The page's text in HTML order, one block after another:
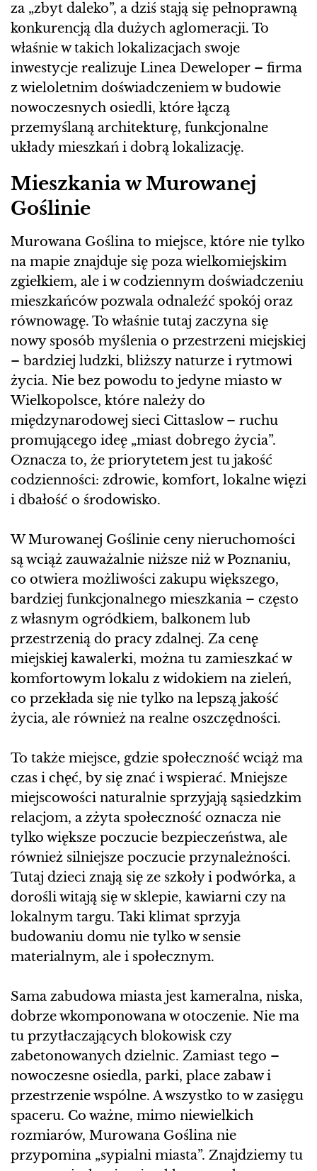
za „zbyt daleko”, a dziś stają się pełnoprawną
konkurencją dla dużych aglomeracji. To
właśnie w takich lokalizacjach swoje
inwestycje realizuje Linea Deweloper – firma
z wieloletnim doświadczeniem w budowie
nowoczesnych osiedli, które łączą
przemyślaną architekturę, funkcjonalne
układy mieszkań i dobrą lokalizację.
Mieszkania w Murowanej
Goślinie
Murowana Goślina to miejsce, które nie tylko
na mapie znajduje się poza wielkomiejskim
zgiełkiem, ale i w codziennym doświadczeniu
mieszkańców pozwala odnaleźć spokój oraz
równowagę. To właśnie tutaj zaczyna się
nowy sposób myślenia o przestrzeni miejskiej
– bardziej ludzki, bliższy naturze i rytmowi
życia. Nie bez powodu to jedyne miasto w
Wielkopolsce, które należy do
międzynarodowej sieci Cittaslow – ruchu
promującego ideę „miast dobrego życia”.
Oznacza to, że priorytetem jest tu jakość
codzienności: zdrowie, komfort, lokalne więzi
i dbałość o środowisko.
W Murowanej Goślinie ceny nieruchomości
są wciąż zauważalnie niższe niż w Poznaniu,
co otwiera możliwości zakupu większego,
bardziej funkcjonalnego mieszkania – często
z własnym ogródkiem, balkonem lub
przestrzenią do pracy zdalnej. Za cenę
miejskiej kawalerki, można tu zamieszkać w
komfortowym lokalu z widokiem na zieleń,
co przekłada się nie tylko na lepszą jakość
życia, ale również na realne oszczędności.
To także miejsce, gdzie społeczność wciąż ma
czas i chęć, by się znać i wspierać. Mniejsze
miejscowości naturalnie sprzyjają sąsiedzkim
relacjom, a zżyta społeczność oznacza nie
tylko większe poczucie bezpieczeństwa, ale
również silniejsze poczucie przynależności.
Tutaj dzieci znają się ze szkoły i podwórka, a
dorośli witają się w sklepie, kawiarni czy na
lokalnym targu. Taki klimat sprzyja
budowaniu domu nie tylko w sensie
materialnym, ale i społecznym.
Sama zabudowa miasta jest kameralna, niska,
dobrze wkomponowana w otoczenie. Nie ma
tu przytłaczających blokowisk czy
zabetonowanych dzielnic. Zamiast tego –
nowoczesne osiedla, parki, place zabaw i
przestrzenie wspólne. A wszystko to w zasięgu
spaceru. Co ważne, mimo niewielkich
rozmiarów, Murowana Goślina nie
przypomina „sypialni miasta”. Znajdziemy tu